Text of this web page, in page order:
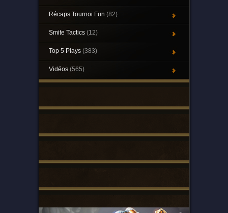
Récaps Tournoi Fun (82)
Smite Tactics (12)
Top 5 Plays (383)
Vidéos (565)